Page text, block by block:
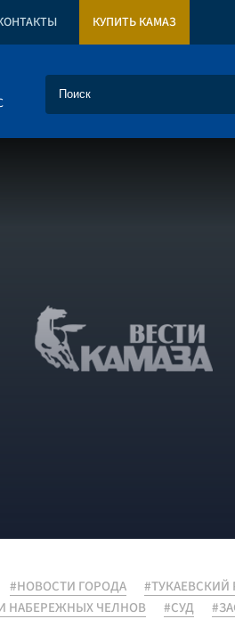
КУПИТЬ КАМАЗ
#НОВОСТИ ГОРОДА
#ТУКАЕВСКИЙ
НАБЕРЕЖНЫХ ЧЕЛНОВ #СУД